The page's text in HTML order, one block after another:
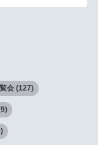
会(127)